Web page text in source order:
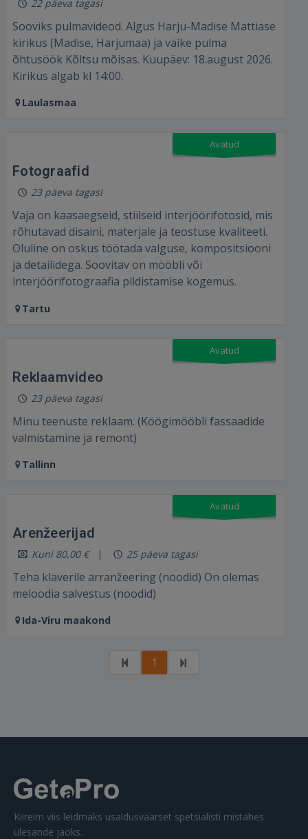
SISENE
Unustasite parooli? Jäta mind meelde
 Sign in with Apple
Ei ole veel registreerunud?
22 päeva tagasi
Sooviks pulmavideod. Algus Harju-Madise Mattiase
kirikus (Madise, Harjumaa) ja väike pulma
õhtusöök Kõltsu mõisas. Kuupäev: 18.august 2026.
Kirikus algab kl 14:00.
Laulasmaa
Avatud
Fotograafid⁣
23 päeva tagasi
Vaja on kaasaegseid, stiilseid interjöörifotosid, mis
rõhutavad disaini, materjale ja teostuse kvaliteeti.
Oluline on oskus töötada valguse, kompositsiooni
ja detailidega. Soovitav on mööbli või
interjöörifotograafia pildistamise kogemus.⁣
Tartu
Avatud
Reklaamvideo⁣
23 päeva tagasi
Minu teenuste reklaam. (Köögimööbli fassaadide
valmistamine ja remont)⁣
Tallinn
Avatud
Arenžeerijad⁣
Kuni 80,00 € 25 päeva tagasi
Teha klaverile arranžeering (noodid) On olemas
meloodia salvestus (noodid)⁣
Ida-Viru maakond
1
Kiireim viis leidmaks usaldusväärset spetsialisti mistahes
ülesande jaoks.